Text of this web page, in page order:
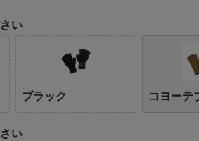
い
ブラック コヨーテ
い